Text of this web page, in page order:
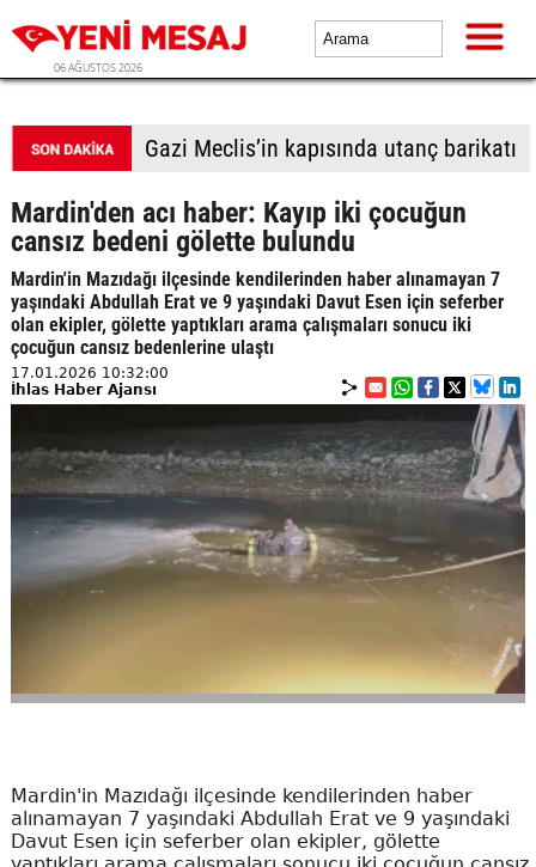
06 AĞUSTOS 2026
Gazi Meclis’in kapısında utanç barikatı
Mardin'den acı haber: Kayıp iki çocuğun
cansız bedeni gölette bulundu
Mardin'in Mazıdağı ilçesinde kendilerinden haber alınamayan 7
yaşındaki Abdullah Erat ve 9 yaşındaki Davut Esen için seferber
olan ekipler, gölette yaptıkları arama çalışmaları sonucu iki
çocuğun cansız bedenlerine ulaştı
17.01.2026 10:32:00
İhlas Haber Ajansı
Mardin'in Mazıdağı ilçesinde kendilerinden haber
alınamayan 7 yaşındaki Abdullah Erat ve 9 yaşındaki
Davut Esen için seferber olan ekipler, gölette